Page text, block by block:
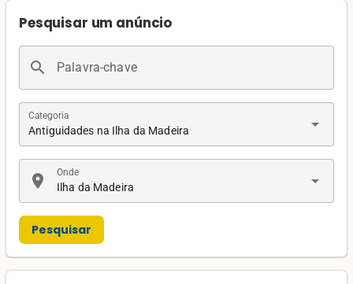
Pesquisar um anúncio
search Palavra-chave
Antiguidades na Ilha da Madeira
Categoria arrow_drop_down
location_on Ilha da Madeira
Onde arrow_drop_down
Pesquisar